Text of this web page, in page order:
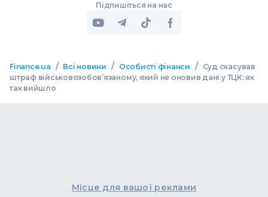
Підпишіться на нас
Finance.ua / Всі новини / Особисті фінанси /
Суд скасував
штраф військовозобов’язаному, який не оновив дані у ТЦК: як
так вийшло
Місце для вашої реклами